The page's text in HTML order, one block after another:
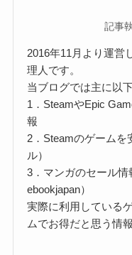
記事
2016年11月より運営
理人です。
当ブログでは主に以
1．SteamやEpic
報
2．Steamのゲームを
ル）
3．マンガのセール情
ebookjapan）
実際に利用している
ムでお得だと思う情